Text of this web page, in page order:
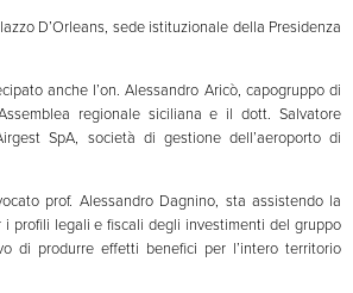
D’Orleans, sede istituzionale della Presidenza
anche l’on. Alessandro Aricò, capogruppo di
regionale siciliana e il dott. Salvatore
SpA, società di gestione dell’aeroporto di
prof. Alessandro Dagnino, sta assistendo la
i profili legali e fiscali degli investimenti del gruppo
di produrre effetti benefici per l’intero territorio